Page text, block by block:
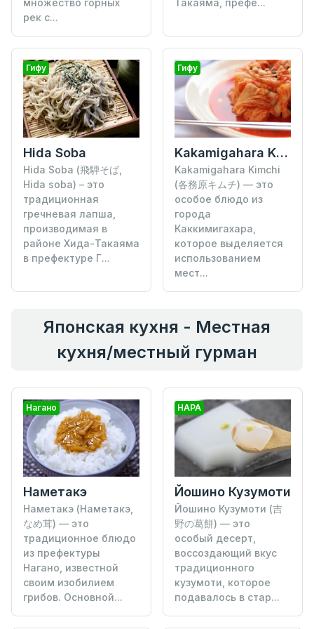
множество горных
рек с...
Такаяма, префе...
Гифу
Hida Soba
Hida Soba (飛騨そば,
Hida soba) – это
традиционная
гречневая лапша,
производимая в
районе Хида-Такаяма
в префектуре Г...
Гифу
Kakamigahara Kimchi
Kakamigahara Kimchi
(各務原キムチ) — это
особое блюдо из
города
Каккимигахара,
которое выделяется
использованием
мест...
Японская кухня - Местная
кухня/местный гурман
Нагано
Наметакэ
Наметакэ (Наметакэ,
なめ茸) — это
традиционное блюдо
из префектуры
Нагано, известной
своим изобилием
грибов. Основной...
НАРА
Йошино Кузумоти
Йошино Кузумоти (吉
野の葛餅) — это
особый десерт,
воссоздающий вкус
традиционного
кузумоти, которое
подавалось в стар...